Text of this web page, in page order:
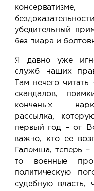
убедительный
без пиара и
Я давно уже
служб наших
Там нечего
скандалов,
конченых
рассылка,
первый год – от
важно, кто ее
Галомша, теперь
то военные
политическую
судебную власть,